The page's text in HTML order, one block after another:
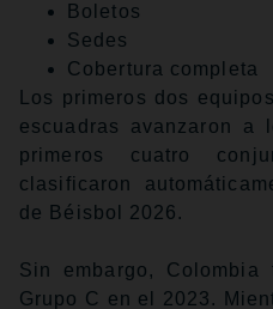
Boletos
Sedes
Cobertura completa
Los primeros dos
escuadras avanzaron a
primeros cuatro
clasificaron
de Béisbol 2026.
Sin embargo,
Grupo C en el 2023.